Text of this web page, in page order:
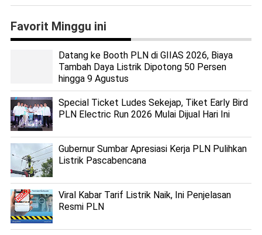
Favorit Minggu ini
Datang ke Booth PLN di GIIAS 2026, Biaya
Tambah Daya Listrik Dipotong 50 Persen
hingga 9 Agustus
Special Ticket Ludes Sekejap, Tiket Early Bird
PLN Electric Run 2026 Mulai Dijual Hari Ini
Gubernur Sumbar Apresiasi Kerja PLN Pulihkan
Listrik Pascabencana
Viral Kabar Tarif Listrik Naik, Ini Penjelasan
Resmi PLN